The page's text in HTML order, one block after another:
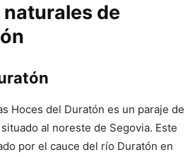
de
Hoces del Duratón es un paraje de
al noreste de Segovia. Este
por el cauce del río Duratón en